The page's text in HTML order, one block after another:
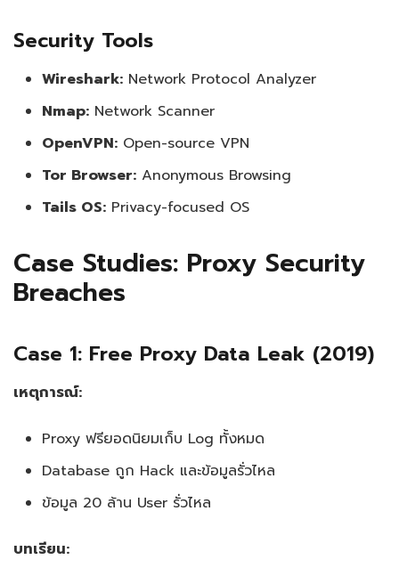
Security Tools
Wireshark: Network Protocol Analyzer
Nmap: Network Scanner
OpenVPN: Open-source VPN
Tor Browser: Anonymous Browsing
Tails OS: Privacy-focused OS
Case Studies: Proxy Security
Breaches
Case 1: Free Proxy Data Leak (2019)
เหตุการณ์:
Proxy ฟรียอดนิยมเก็บ Log ทั้งหมด
Database ถูก Hack และข้อมูลรั่วไหล
ข้อมูล 20 ล้าน User รั่วไหล
บทเรียน: